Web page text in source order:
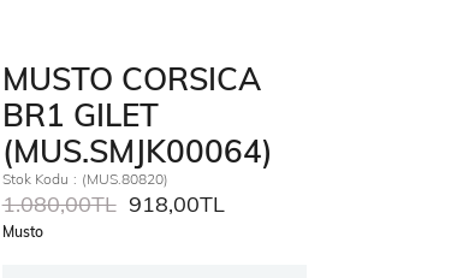
MUSTO CORSICA
BR1 GILET
(MUS.SMJK00064)
Stok Kodu (MUS.80820)
1.080,00TL 918,00TL
Musto